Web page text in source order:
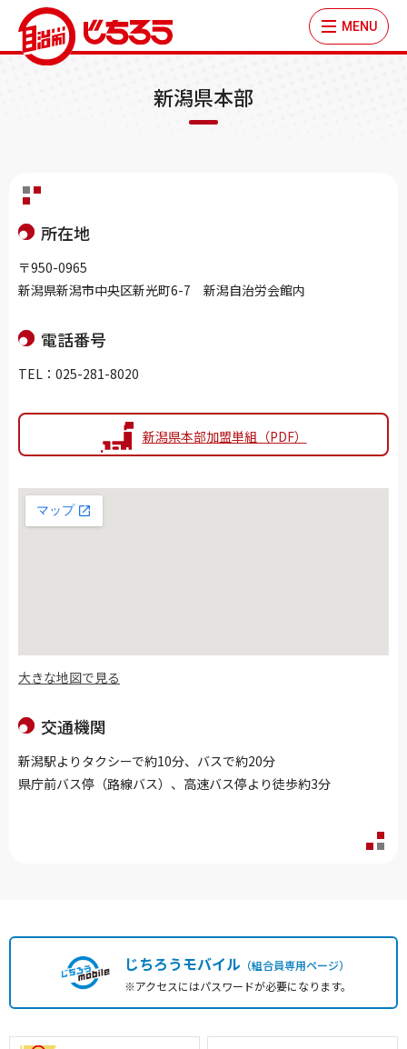
MENU
新潟県本部
所在地
〒950-0965
新潟県新潟市中央区新光町6-7 新潟自治労会館内
電話番号
TEL：025-281-8020
新潟県本部加盟単組（PDF）
大きな地図で見る
交通機関
新潟駅よりタクシーで約10分、バスで約20分
県庁前バス停（路線バス）、高速バス停より徒歩約3分
じちろうモバイル（組合員専用ページ）
※アクセスにはパスワードが必要になります。